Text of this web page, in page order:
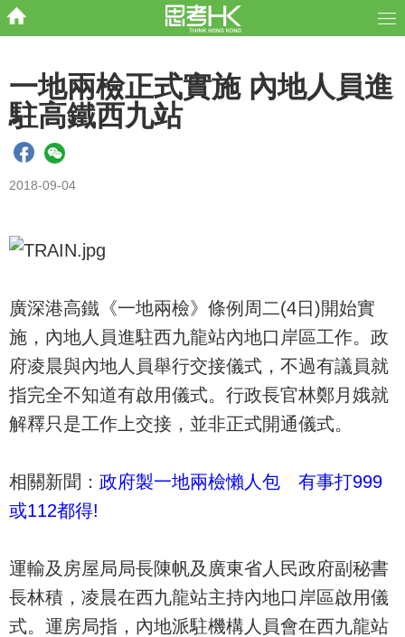
一地兩檢正式實施 內地人員進
駐高鐵西九站
2018-09-04
廣深港高鐵《一地兩檢》條例周二(4日)開始實
施，內地人員進駐西九龍站內地口岸區工作。政
府凌晨與內地人員舉行交接儀式，不過有議員就
指完全不知道有啟用儀式。行政長官林鄭月娥就
解釋只是工作上交接，並非正式開通儀式。
相關新聞： 政府製一地兩檢懶人包 有事打999
或112都得!
運輸及房屋局局長陳帆及廣東省人民政府副秘書
長林積，凌晨在西九龍站主持內地口岸區啟用儀
式。運房局指，內地派駐機構人員會在西九龍站